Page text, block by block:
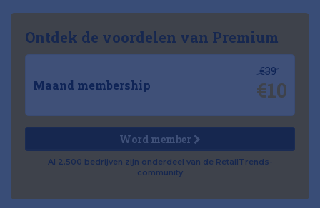
Ontdek de voordelen van Premium
Maand membership
€39
€10
Word member
Al 2.500 bedrijven zijn onderdeel van de RetailTrends-
community